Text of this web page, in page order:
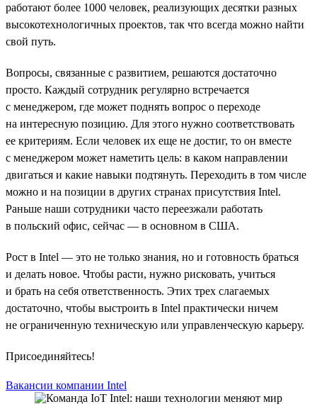
работают более 1000 человек, реализующих десятки разных
высокотехнологичных проектов, так что всегда можно найти
свой путь.
Вопросы, связанные с развитием, решаются достаточно
просто. Каждый сотрудник регулярно встречается
с менеджером, где может поднять вопрос о переходе
на интересную позицию. Для этого нужно соответствовать
ее критериям. Если человек их еще не достиг, то он вместе
с менеджером может наметить цель: в каком направлении
двигаться и какие навыки подтянуть. Переходить в том числе
можно и на позиции в других странах присутствия Intel.
Раньше наши сотрудники часто переезжали работать
в польский офис, сейчас — в основном в США.
Рост в Intel — это не только знания, но и готовность браться
и делать новое. Чтобы расти, нужно рисковать, учиться
и брать на себя ответственность. Этих трех слагаемых
достаточно, чтобы выстроить в Intel практически ничем
не ограниченную техническую или управленческую карьеру.
Присоединяйтесь!
Вакансии компании Intel